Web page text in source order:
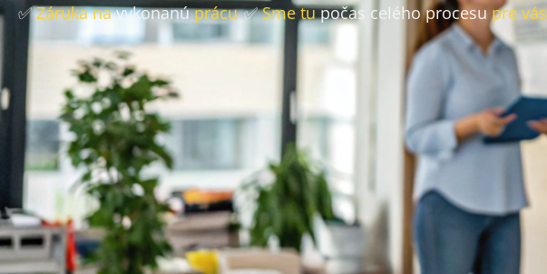
✅Záruka navykonanúprácu ✅Sme tupočas celého procesupre vás